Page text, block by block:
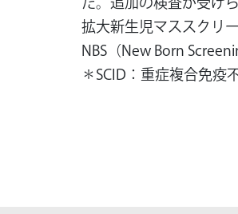
拡大新生児マススクリ
NBS（New Born
＊SCID：重症複合免疫